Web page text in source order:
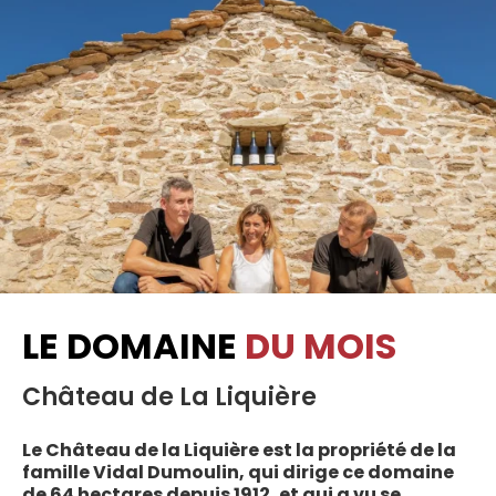
LE DOMAINE DU MOIS
Château de La Liquière
Le Château de la Liquière est la propriété de la
famille Vidal Dumoulin, qui dirige ce domaine